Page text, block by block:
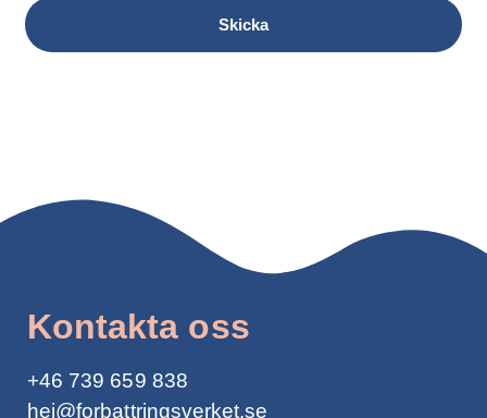
Skicka
Kontakta oss
+46 739 659 838
hej@forbattringsverket.se